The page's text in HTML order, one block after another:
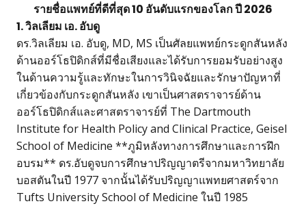
รายชื่อแพทย์ที่ดีที่สุด 10 อันดับแรกของโลก ปี 2026
1. วิลเลียม เอ. อับดู
ดร.วิลเลียม เอ. อับดู, MD, MS เป็นศัลยแพทย์กระดูกสันหลัง
ด้านออร์โธปิดิกส์ที่มีชื่อเสียงและได้รับการยอมรับอย่างสูง
ในด้านความรู้และทักษะในการวินิจฉัยและรักษาปัญหาที่
เกี่ยวข้องกับกระดูกสันหลัง เขาเป็นศาสตราจารย์ด้าน
ออร์โธปิดิกส์และศาสตราจารย์ที่ The Dartmouth
Institute for Health Policy and Clinical Practice, Geisel
School of Medicine **ภูมิหลังทางการศึกษาและการฝึก
อบรม** ดร.อับดูจบการศึกษาปริญญาตรีจากมหาวิทยาลัย
บอสตันในปี 1977 จากนั้นได้รับปริญญาแพทยศาสตร์จาก
Tufts University School of Medicine ในปี 1985